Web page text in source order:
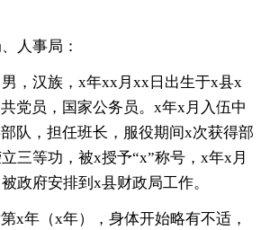
人事局：
汉族，x年xx月xx日出生于x县x
党员，国家公务员。x年x月入伍中
队，担任班长，服役期间x次获得部
三等功，被x授予“x”称号，x年x月
政府安排到x县财政局工作。
年（x年），身体开始略有不适，